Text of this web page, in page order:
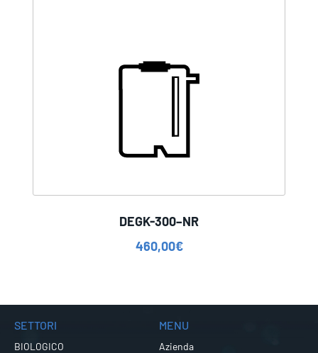
DEGK-300–NR
460,00€
SETTORI
BIOLOGICO
MENU
Azienda